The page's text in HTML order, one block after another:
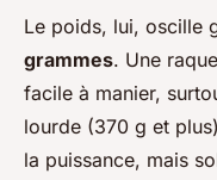
Le poids, lui, oscille
grammes. Une
facile à manier,
lourde (370 g et
la puissance, mais